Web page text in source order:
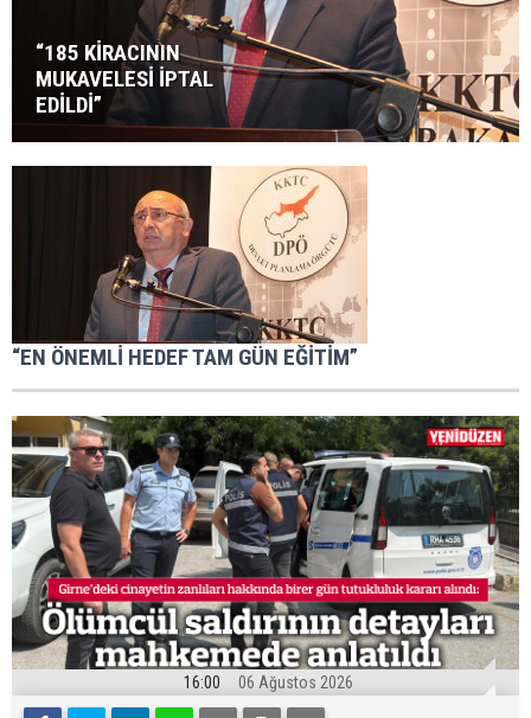
“185 KİRACININ
MUKAVELESİ İPTAL
EDİLDİ”
“EN ÖNEMLİ HEDEF TAM GÜN EĞİTİM”
16:00 06 Ağustos 2026